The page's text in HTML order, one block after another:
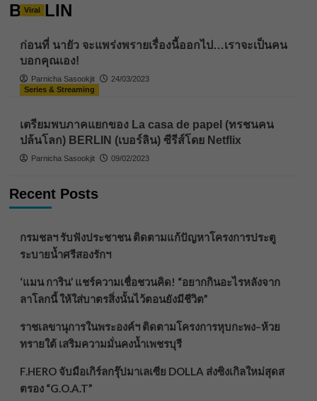
BERLIN
Viral
ก่อนที่ นายัว จะแพร่งพรายเรื่องนี้ออกไป…เราจะเป็นคน
บอกคุณเอง!
Parnicha Sasookjit
24/03/2023
Series & Streaming
เตรียมพบภาคแยกของ La casa de papel (ทรชนคน
ปล้นโลก) BERLIN (เบอร์ลิน) ซีรีส์โดย Netflix
Parnicha Sasookjit 09/02/2023
Recent Posts
กรมชลฯ รับฟังประชาชน ติดตามแก้ปัญหาโครงการประตู
ระบายน้ำศรีสองรักฯ
‘แมน การิน’ แชร์ความเชื่อชวนคิด! “อยากกินอะไรหลังจาก
ลาโลกนี้ ให้ใส่บาตรสิ่งนั้นไว้ตอนยังมีชีวิต”
ราชเลขานุการในพระองค์ฯ ติดตามโครงการหุบกะพง–ห้วย
ทรายใต้ เสริมความมั่นคงน้ำเพชรบุรี
F.HERO จับมือเกิร์ลกรุ๊ปมาเลเซีย DOLLA ส่งซิงเกิลใหม่สุดส
ตรอง “G.O.A.T”